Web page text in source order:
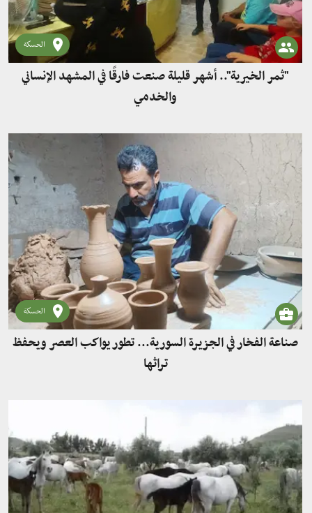
الحسكة
"ثمر الخيرية".. أشهر قليلة صنعت فارقًا في المشهد الإنساني
والخدمي
الحسكة
صناعة الفخار في الجزيرة السورية... تطور يواكب العصر ويحفظ
تراثها